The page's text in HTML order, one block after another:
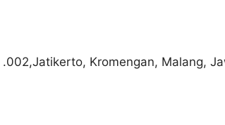
Kromengan, Malang,